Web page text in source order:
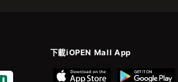
下載iOPEN Mall App